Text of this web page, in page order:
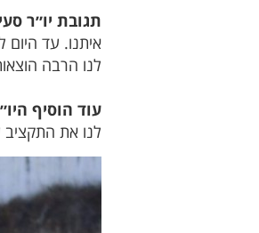
תגובת יו״ר
לנו הרבה
עוד הוסיף
לנו את